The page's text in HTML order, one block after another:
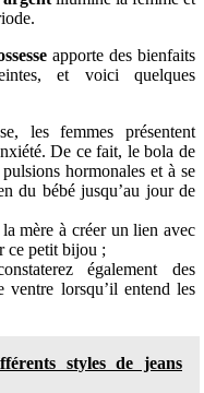
apporte des bienfaits
et voici quelques
les femmes présentent
De ce fait, le bola de
hormonales et à se
du bébé jusqu’au jour de
mère à créer un lien avec
ce petit bijou ;
également des
lorsqu’il entend les
styles de jeans